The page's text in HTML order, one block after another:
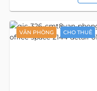
VĂN PHÒNG CHO THUÊ